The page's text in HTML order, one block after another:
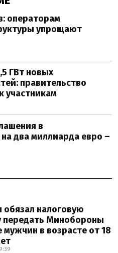
операторам
упрощают
ГВт новых
правительство
участникам
в
два миллиарда евро –
обязал налоговую
передать Минобороны
мужчин в возрасте от 18